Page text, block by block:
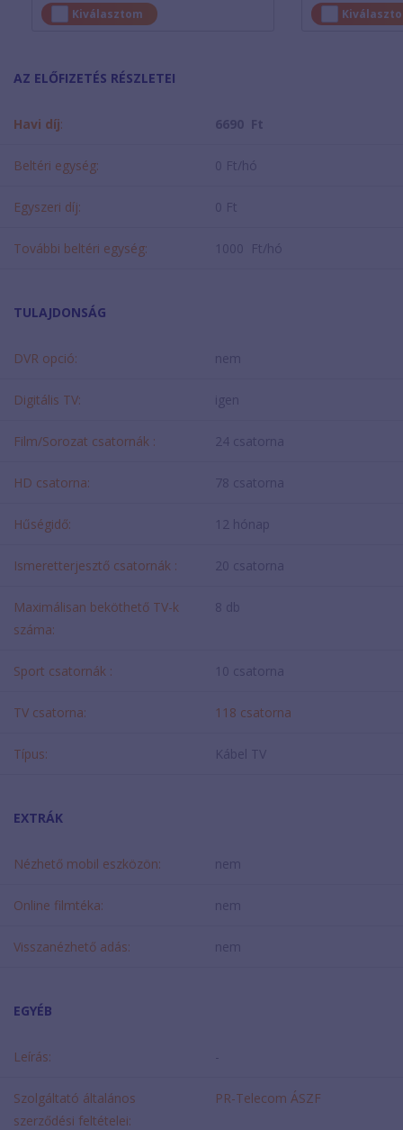
Kiválasztom
AZ ELŐFIZETÉS RÉSZLETEI
Havi díj: 6690 Ft
Beltéri egység: 0 Ft/hó
Egyszeri díj: 0 Ft
További beltéri egység: 1000 Ft/hó
TULAJDONSÁG
DVR opció: nem
Digitális TV: igen
Film/Sorozat csatornák : 24 csatorna
HD csatorna: 78 csatorna
Hűségidő: 12 hónap
Ismeretterjesztő csatornák : 20 csatorna
Maximálisan beköthető TV-k
száma:
8 db
Sport csatornák : 10 csatorna
TV csatorna: 118 csatorna
Típus: Kábel TV
EXTRÁK
Nézhető mobil eszközön: nem
Online filmtéka: nem
Visszanézhető adás: nem
EGYÉB
Leírás: -
Szolgáltató általános
szerződési feltételei:
PR-Telecom ÁSZF